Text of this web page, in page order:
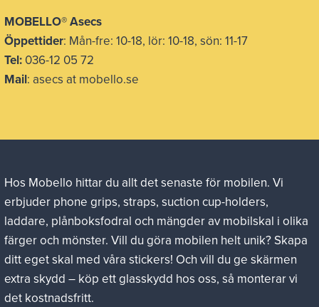
MOBELLO® Asecs
Öppettider: Mån-fre: 10-18, lör: 10-18, sön: 11-17
Tel: 036-12 05 72
Mail: asecs at mobello.se
Hos Mobello hittar du allt det senaste för mobilen. Vi
erbjuder phone grips, straps, suction cup-holders,
laddare, plånboksfodral och mängder av mobilskal i olika
färger och mönster. Vill du göra mobilen helt unik? Skapa
ditt eget skal med våra stickers! Och vill du ge skärmen
extra skydd – köp ett glasskydd hos oss, så monterar vi
det kostnadsfritt.